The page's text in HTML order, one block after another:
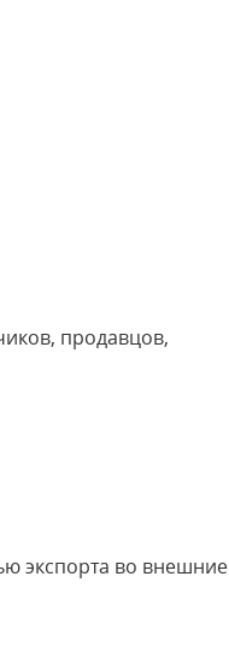
продавцов,
экспорта во внешние